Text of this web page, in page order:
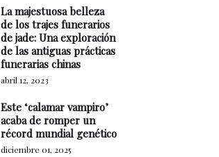
La majestuosa belleza
de los trajes funerarios
de jade: Una exploración
de las antiguas prácticas
funerarias chinas
abril 12, 2023
Este ‘calamar vampiro’
acaba de romper un
récord mundial genético
diciembre 01, 2025